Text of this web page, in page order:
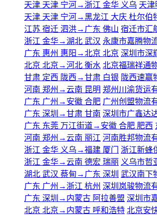
天津 天津 宁河 → 浙江 金华 义乌 天津
天津 天津 宁河 →黑龙江 大庆 杜尔伯
江苏 宿迁 泗洪→ 广东 佛山 宿迁市汇
浙江 金华→湖北 武汉 永康市嘉腾物
广东 惠州 惠阳 →北京 北京 深圳市深
北京 北京 →河北 衡水 北京福瑞祥通
甘肃 定西 陇西 →甘肃 白银 陇西速赢
河南 郑州 →云南 昆明 郑州川渝货运
广东 广州 → 安徽 合肥 广州创盟物流
广东 深圳 →甘肃 甘南 深圳市广鑫达
广东 东莞 万江街道→ 安徽 合肥 肥西
河南 郑州 →云南 丽江 河南胜邦物流
浙江 金华 义乌 →福建 厦门 浙江新蜂
浙江 金华→云南 德宏 瑞丽 义乌市哲
湖北 武汉 蔡甸 → 广东 深圳 武汉南下
广东 广州 → 浙江 杭州 深圳岚骏物流
广东 深圳 → 内蒙古 阿拉善盟 深圳市
北京 北京 → 内蒙古 呼和浩特 北京安